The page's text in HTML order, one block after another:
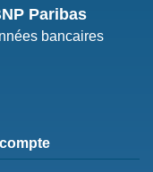
Paribas
bancaires